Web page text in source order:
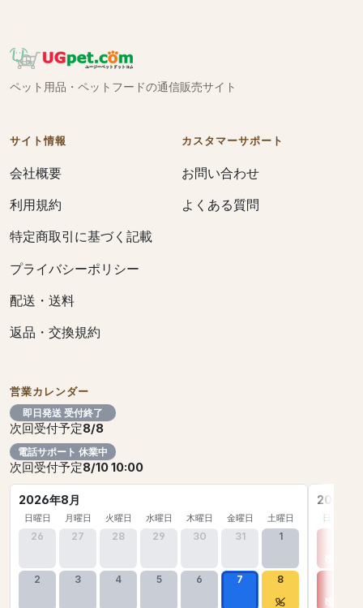
ペット用品・ペットフードの通信販売サイト
サイト情報
会社概要
利用規約
特定商取引に基づく記載
プライバシーポリシー
配送・送料
返品・交換規約
カスタマーサポート
お問い合わせ
よくある質問
営業カレンダー
即日発送 受付終了
次回受付予定8/8
電話サポート 休業中
次回受付予定8/10 10:00
2026年8月
日曜日 月曜日 火曜日 水曜日 木曜日 金曜日 土曜日
26 27 28 29 30 31 1
2 3 4 5 6 7 8
2026年
日曜日